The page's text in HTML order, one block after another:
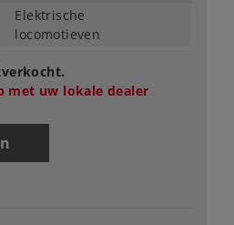
Elektrische
locomotieven
met uw lokale dealer